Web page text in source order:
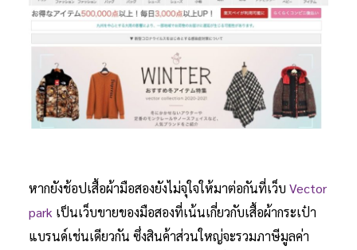
หากยังช้อปเสื้อผ้ามือสองยังไม่จุใจให้มาต่อกันที่เว็บ Vector
park เป็นเว็บขายของมือสองที่เน้นเกี่ยวกับเสื้อผ้ากระเป๋า
แบรนด์เช่นเดียวกัน ซึ่งสินค้าส่วนใหญ่จะรวมภาษีมูลค่า